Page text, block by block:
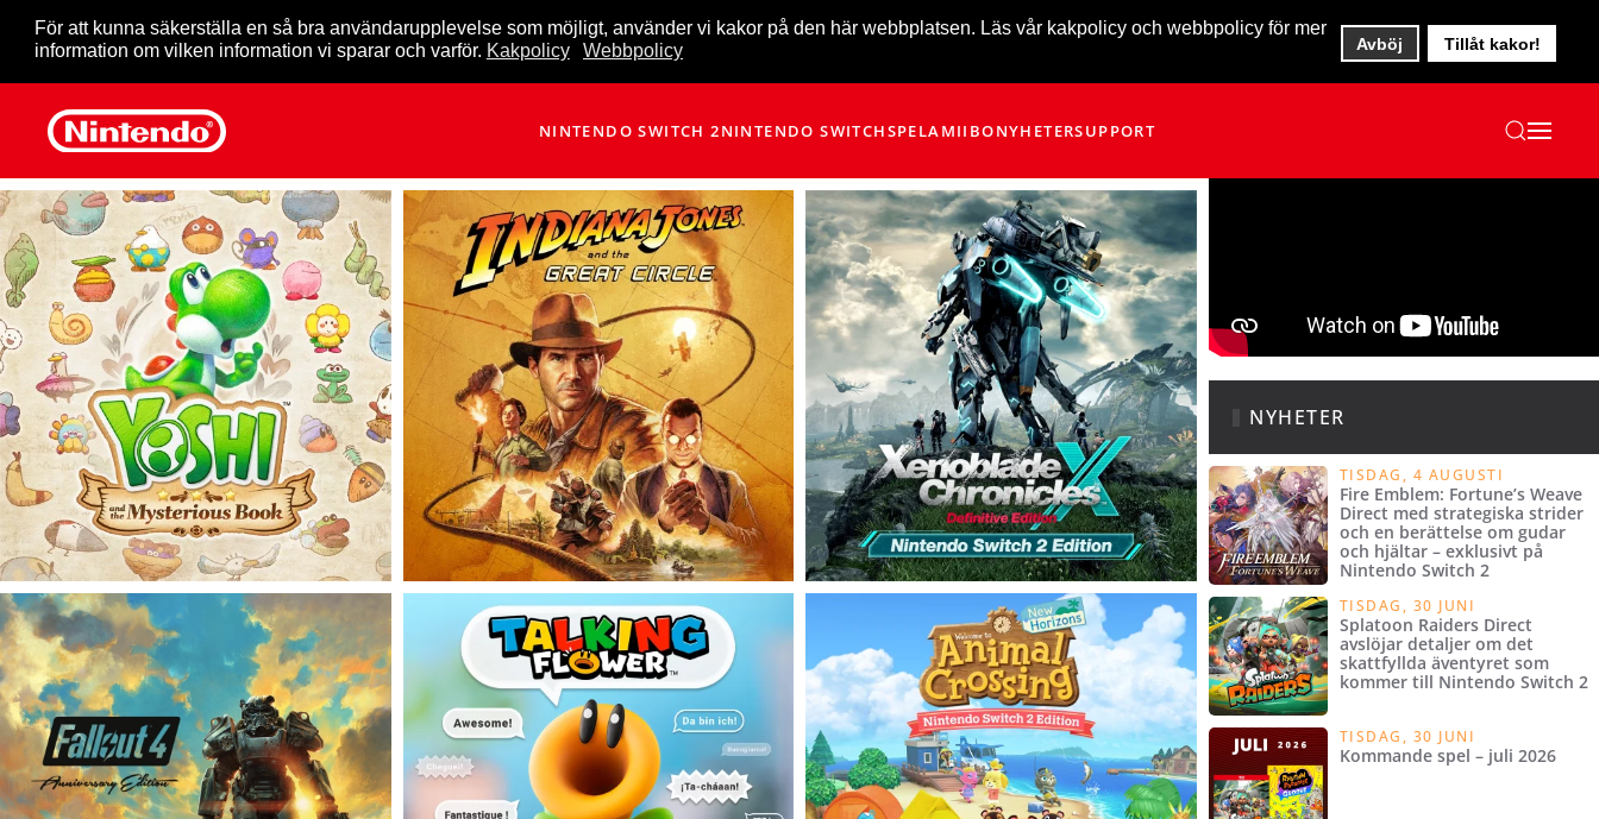
För att kunna säkerställa en så bra användarupplevelse som möjligt, använder vi kakor på den här webbplatsen. Läs vår kakpolicy och webbpolicy för mer
information om vilken information vi sparar och varför. Kakpolicy Webbpolicy Avböj Tillåt kakor!
Skip to main content
NINTENDO SWITCH 2NINTENDO SWITCHSPELAMIIBONYHETERSUPPORT
NYHETER
TISDAG, 4 AUGUSTI
Fire Emblem: Fortune’s Weave
Direct med strategiska strider
och en berättelse om gudar
och hjältar – exklusivt på
Nintendo Switch 2
TISDAG, 30 JUNI
Splatoon Raiders Direct
avslöjar detaljer om det
skattfyllda äventyret som
kommer till Nintendo Switch 2
TISDAG, 30 JUNI
Kommande spel – juli 2026